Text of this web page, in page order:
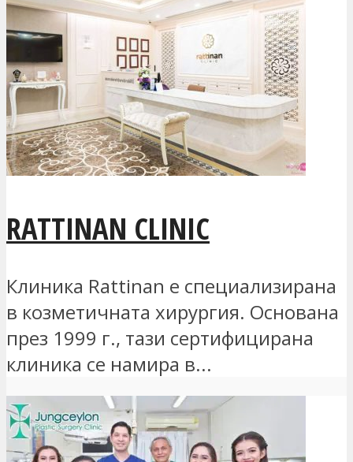
RATTINAN CLINIC
Клиника Rattinan е специализирана
в козметичната хирургия. Основана
през 1999 г., тази сертифицирана
клиника се намира в...